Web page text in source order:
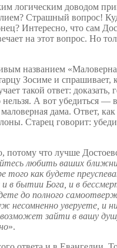
логическим доводом
Страшный вопрос!
Интересно, что сам
на этот вопрос. Но
названием
Зосиме и спрашивает,
такой ответ: доказать,
нельзя. А вот убедиться —
дама. Ответ,
Старец говорит:
потому что лучше
любить ваших
того как будете
в бытии Бога, и в
до полного
несомненно уверуете, и
зайти в вашу
».